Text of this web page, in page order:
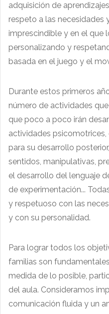
adquisición de
respeto a las necesidades
imprescindible y en el que
personalizando y
basada en el juego y el
Durante estos primeros
número de actividades
que poco a poco irán
actividades
para su desarrollo
sentidos, manipulativas,
el desarrollo del lenguaje
de experimentación...
y respetuoso con las
y con su personalidad.
Para lograr todos los
familias son
medida de lo posible,
del aula. Consideramos
comunicación fluida y un